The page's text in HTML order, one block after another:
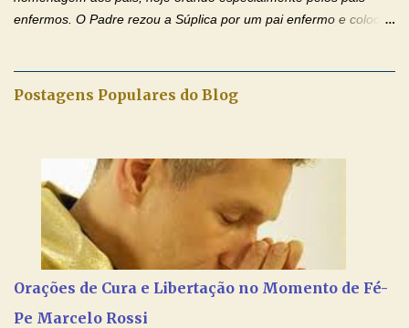
enfermos. O Padre rezou a Súplica por um pai enfermo e colocou
de Nossa Senhora. Adriana dos Anjos-Devoção e Fé Mensagem
aos nossos pais. Hoje nossas orações serão focadas nos pais
que não se encontram bem de saúde, OS PAIS ENFERMOS!
Amados, durante toda esta semana vamos orar pelos nossos
pais. Vamos dedicar um dia para os pais mais idosos, pais que
estão doentes, pais que estão longe dos filhos, pais que já são
falecidos, pais que tem problemas com vícios, enfim, vamos orar
Postagens Populares do Blog
Orações de Cura e Libertação no Momento de Fé-
Pe Marcelo Rossi